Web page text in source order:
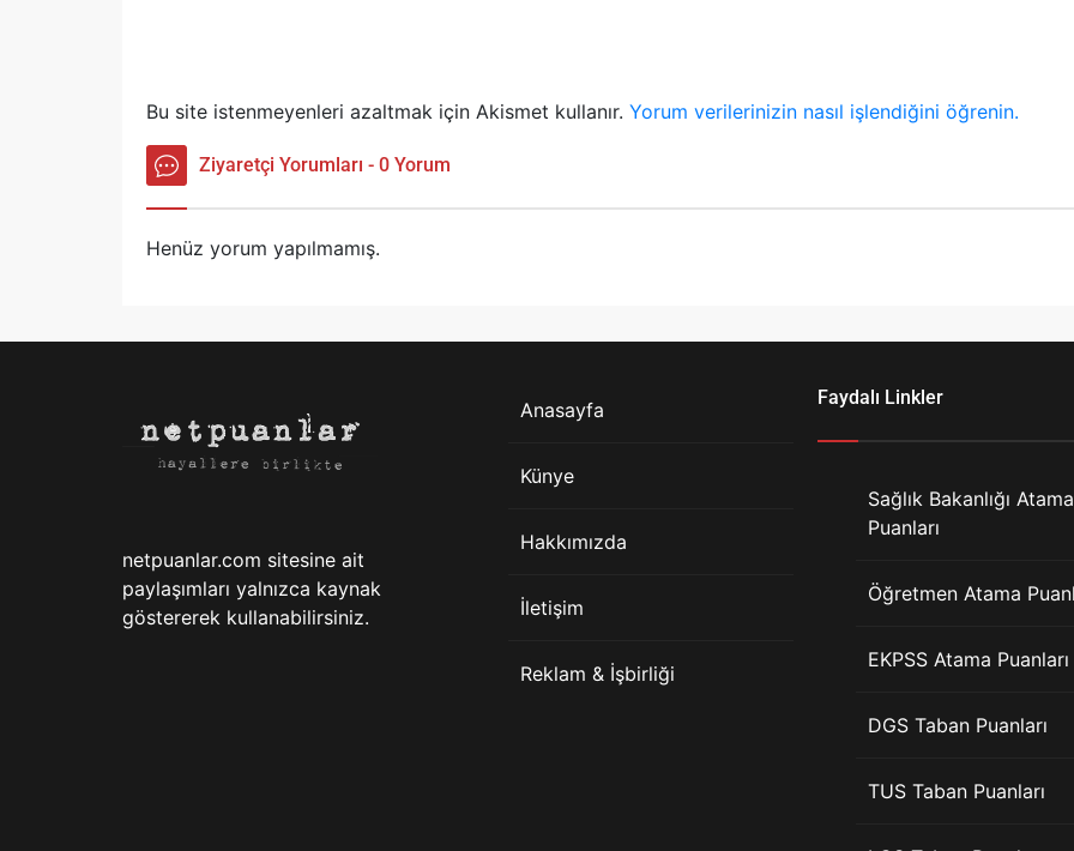
Bu site istenmeyenleri azaltmak için Akismet kullanır. Yorum verilerinizin nasıl işlendiğini öğrenin.
Ziyaretçi Yorumları - 0 Yorum
Henüz yorum yapılmamış.
netpuanlar.com sitesine ait
paylaşımları yalnızca kaynak
göstererek kullanabilirsiniz.
Anasayfa
Künye
Hakkımızda
İletişim
Reklam & İşbirliği
Faydalı Linkler
Sağlık Bakanlığı Atama
Puanları
Öğretmen Atama
EKPSS Atama Puanları
DGS Taban Puanları
TUS Taban Puanları